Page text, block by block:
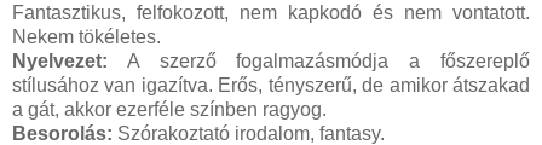
Fantasztikus, felfokozott, nem kapkodó és nem vontatott.
Nekem tökéletes.
Nyelvezet: A szerző fogalmazásmódja a főszereplő
stílusához van igazítva. Erős, tényszerű, de amikor átszakad
a gát, akkor ezerféle színben ragyog.
Besorolás: Szórakoztató irodalom, fantasy.